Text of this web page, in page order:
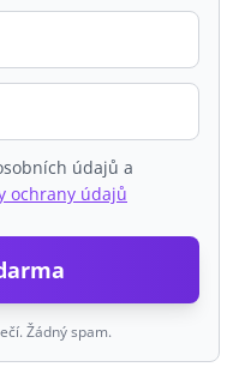
údajů a
ochrany údajů
Žádný spam.